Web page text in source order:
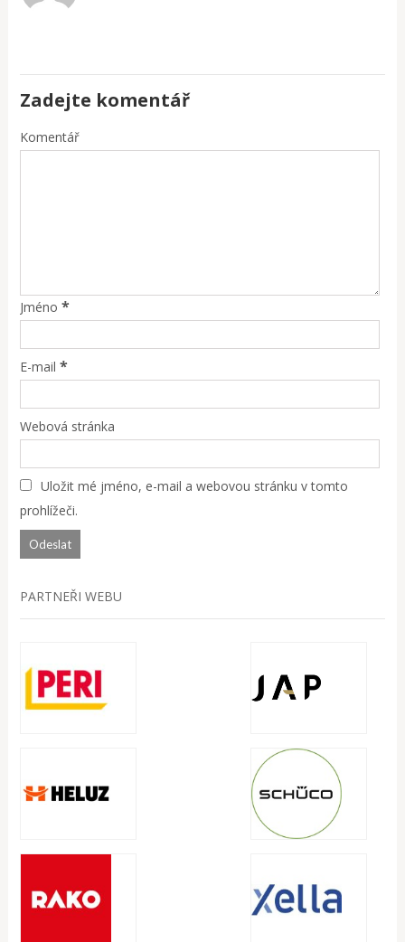
Zadejte komentář
Komentář
Jméno *
E-mail *
Webová stránka
Uložit mé jméno, e-mail a webovou stránku v tomto
prohlížeči.
PARTNEŘI WEBU